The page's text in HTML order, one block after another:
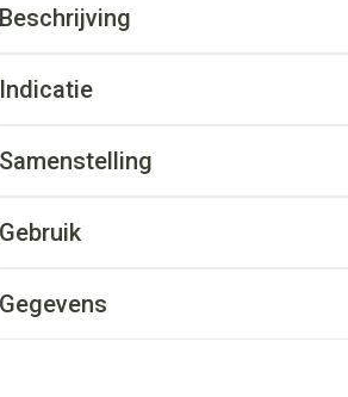
Beschrijving
Indicatie
Samenstelling
Gebruik
Gegevens